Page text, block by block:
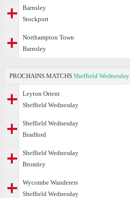
Barnsley
Stockport
Northampton Town
Barnsley
PROCHAINS MATCHS Sheffield Wednesday
Leyton Orient
Sheffield Wednesday
Sheffield Wednesday
Bradford
Sheffield Wednesday
Bromley
Wycombe Wanderers
Sheffield Wednesday